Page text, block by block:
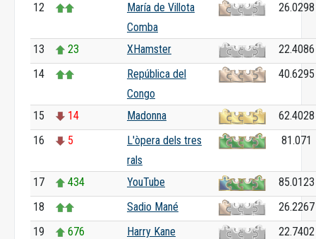
12
María de Villota
Comba
26.0298
13 23 XHamster
22.4086
14
República del
Congo
40.6295
15 14 Madonna
62.4028
16
5
L'òpera dels tres
rals
81.071
17 434 YouTube
85.0123
18
Sadio Mané
26.2267
19
676 Harry Kane
22.7402